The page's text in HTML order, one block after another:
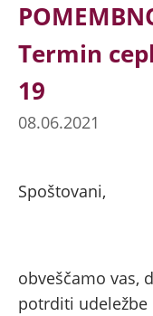
Termin
19
08.06.2021
Spoštovani,
obveščamo vas,
potrditi udeležbe